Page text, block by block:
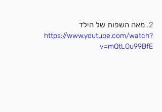
2. מאה השפות של הילד
https://www.youtube.com/watch?
v=mQtLOu99BfE